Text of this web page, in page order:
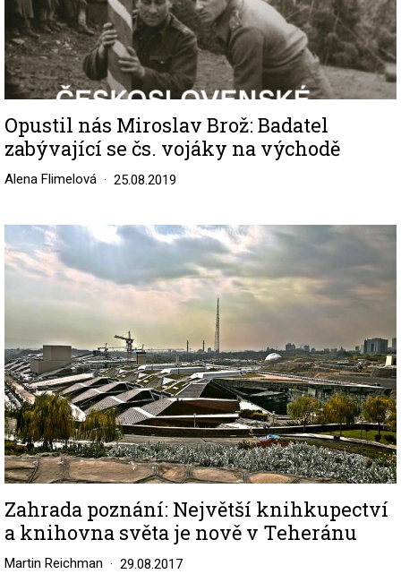
Opustil nás Miroslav Brož: Badatel
zabývající se čs. vojáky na východě
Alena Flimelová 25.08.2019
Image
Zahrada poznání: Největší knihkupectví
a knihovna světa je nově v Teheránu
Martin Reichman 29.08.2017